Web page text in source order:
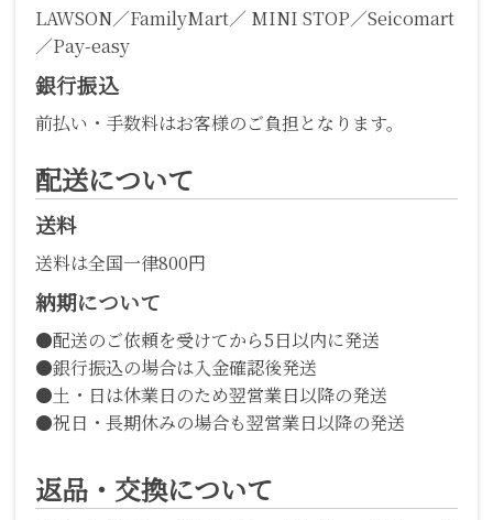
LAWSON／FamilyMart／ MINI STOP／Seicomart
／Pay-easy
銀行振込
前払い・手数料はお客様のご負担となります。
配送について
送料
送料は全国一律800円
納期について
●配送のご依頼を受けてから5日以内に発送
●銀行振込の場合は入金確認後発送
●土・日は休業日のため翌営業日以降の発送
●祝日・長期休みの場合も翌営業日以降の発送
返品・交換について